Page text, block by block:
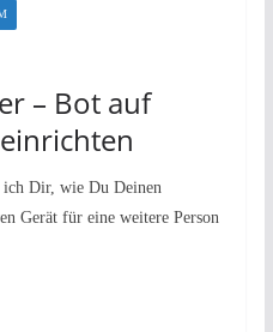
– Bot auf
Dir, wie Du Deinen
Gerät für eine weitere Person